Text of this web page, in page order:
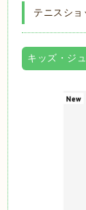
テニスシ
キッズ・ジ